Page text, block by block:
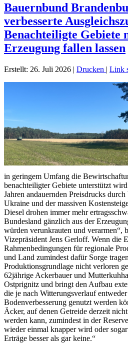
Bauernbund
verbesserte
Benachteiligte Gebiete
Erzeugung fallen lassen
Erstellt: 26. Juli 2026 | Drucken | Link
in geringem Umfang die
benachteiligter Gebiete unterstützt
Jahren andauernden Preisdrucks
Ukraine und der massiven
Diesel drohen immer mehr
Bundesland gänzlich aus der
würden verunkrauten und verarmen“,
Vizepräsident Jens Gerloff. Wenn die
Rahmenbedingungen für regionale
und Land zumindest dafür Sorge
Produktionsgrundlage nicht verloren
62jährige Ackerbauer und
Ostprignitz und bringt den Aufbau
die je nach Witterungsverlauf
Bodenverbesserung genutzt werden
Äcker, auf denen Getreide derzeit
werden kann, zumindest in der
wieder einmal knapper wird oder
Erträge besser als gar keine.“